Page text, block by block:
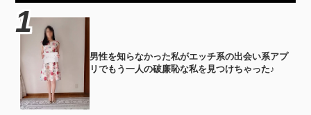
男性を知らなかった私がエッチ系の出会い系アプ
リでもう一人の破廉恥な私を見つけちゃった♪